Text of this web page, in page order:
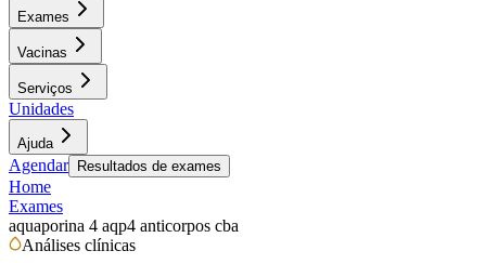
Exames
Vacinas
Serviços
Unidades
Ajuda
Agendar Resultados de exames
Home
Exames
aquaporina 4 aqp4 anticorpos cba
Análises clínicas